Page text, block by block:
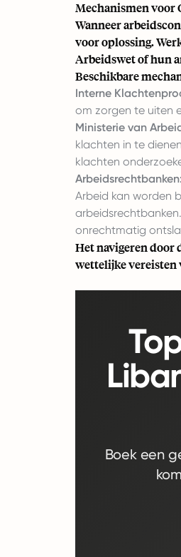
Mechanismen voor
Wanneer
voor oplossing.
Arbeidswet of hun
Beschikbare
Interne
om zorgen te uiten
Ministerie van
klachten in te
klachten
Arbeidsrechtbanken:
Arbeid kan worden
onrechtmatig
Het navigeren door
wettelijke vereisten
Boek een